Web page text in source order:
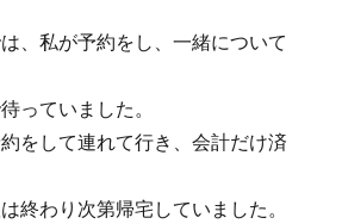
、私が予約をし、一緒について
っていました。
をして連れて行き、会計だけ済
終わり次第帰宅していました。